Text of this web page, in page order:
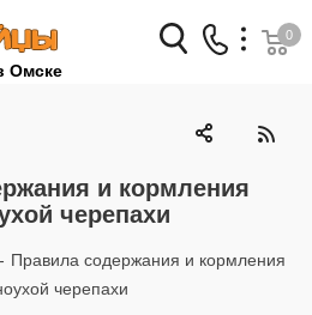
Омске
Заказать звонок
+7 (950) 959-88-32
0
и кормления
черепахи
- Правила содержания и кормления
черепахи